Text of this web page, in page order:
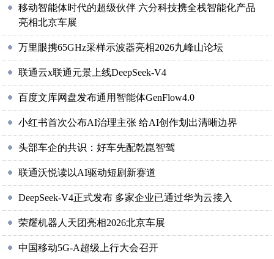
移动智能体时代的超级伙伴 六分科技携全栈智能化产品
亮相北京车展
万里眼携65GHz采样示波器亮相2026九峰山论坛
联通云x联通元景上线DeepSeek-V4
百度文库网盘发布通用智能体GenFlow4.0
小红书首次公布AI治理主张 给AI创作划出清晰边界
头部车企的共识：好车先配乾崑智驾
联通沃悦读以AI驱动短剧新赛道
DeepSeek-V4正式发布 多家企业已通过华为云接入
荣耀机器人天团亮相2026北京车展
中国移动5G-A超级上行大会召开